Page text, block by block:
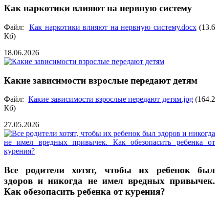
Как наркотики влияют на нервную систему
Файл: Как наркотики влияют на нервную систему.docx(13.6
Кб)
18.06.2026
Какие зависимости взрослые передают детям
Файл: Какие зависимости взрослые передают детям.jpg(164.2
Кб)
27.05.2026
Все родители хотят, чтобы их ребенок был
здоров и никогда не имел вредных привычек.
Как обезопасить ребенка от курения?